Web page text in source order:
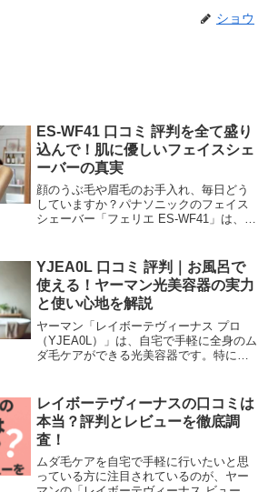
ショウ
ES-WF41 口コミ 評判を全て盛り
込んで！肌に優しいフェイスシェ
ーバーの真実
顔のうぶ毛や眉毛のお手入れ、毎日どう
していますか？パナソニックのフェイス
シェーバー「フェリエ ES-WF41」は、肌
めのアタッチメント付きで、初心者でも
安心して使える点...
YJEA0L 口コミ 評判｜お風呂で
使える！ヤーマン光美容器の実力
と使い心地を解説
ヤーマン「レイボーテヴィーナス プロ
（YJEA0L）」は、自宅で手軽に全身のム
ダ毛ケアができる光美容器です。特に
ます。コードレスで使いやすく、お風呂
での使用も可能。忙...
レイボーテヴィーナスの口コミは
本当？評判とレビューを徹底調
査！
ムダ毛ケアを自宅で手軽に行いたいと思
っている方に注目されているのが、ヤー